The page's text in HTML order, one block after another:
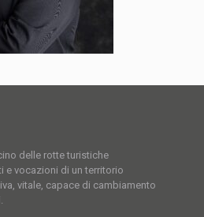
delle rotte turistiche
e vocazioni di un territorio
vitale, capace di cambiamento